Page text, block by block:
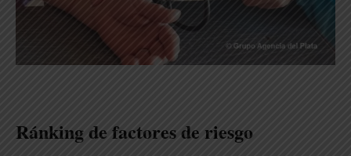
Ránking de factores de riesgo